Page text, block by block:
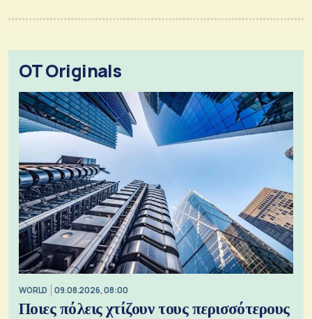
OT Originals
WORLD 09.08.2026, 08:00
Ποιες πόλεις χτίζουν τους περισσότερους